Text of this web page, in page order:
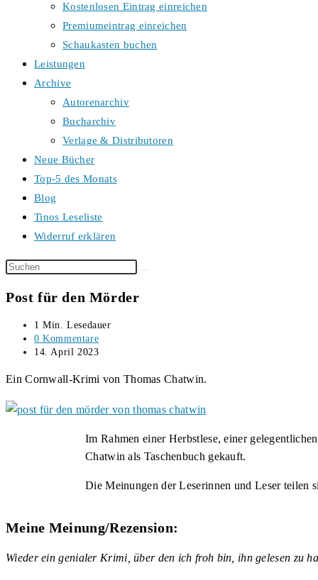
Kostenlosen Eintrag einreichen
Premiumeintrag einreichen
Schaukasten buchen
Leistungen
Archive
Autorenarchiv
Bucharchiv
Verlage & Distributoren
Neue Bücher
Top-5 des Monats
Blog
Tinos Leseliste
Widerruf erklären
Diese
durchsuchen
Post für den Mörder
Lesedauer:
1 Min. Lesedauer
Beitrags-
Kommentare:
0 Kommentare
Beitrag
14. April 2023
Ein Cornwall-Krimi von Thomas Chatwin.
Im Rahmen einer Herbstlese, einer
Chatwin als Taschenbuch gekauft.
Die Meinungen der Leserinnen und Leser
Meine Meinung/Rezension:
Wieder ein genialer Krimi, über den ich froh bin, ihn gelesen zu